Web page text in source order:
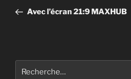
Avec l’écran 21:9 MAXHUB